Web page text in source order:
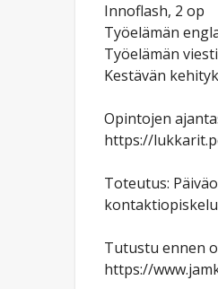
Innoflash, 2 op
Työelämän
Työelämän
Kestävän
Opintojen
https://
Toteutus:
Tutustu ennen
https://